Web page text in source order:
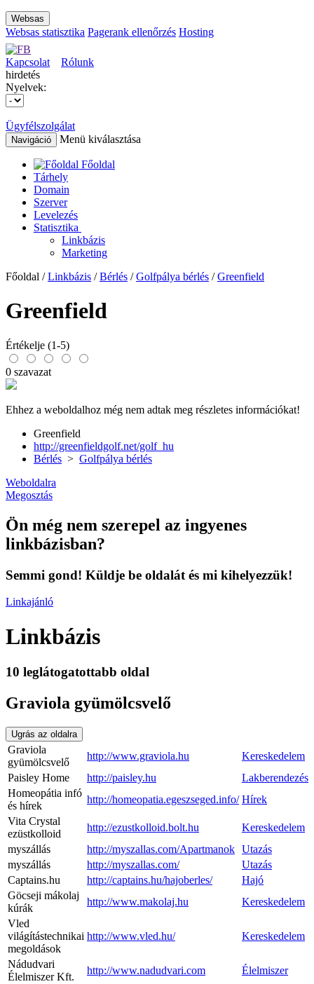
Websas
Websas statisztika Pagerank ellenőrzés Hosting
Kapcsolat
Rólunk
hirdetés
Nyelvek:
Ügyfélszolgálat
Navigáció Menü kiválasztása
Főoldal
Tárhely
Domain
Szerver
Levelezés
Statisztika
Linkbázis
Marketing
Főoldal /Linkbázis /Bérlés /Golfpálya bérlés /Greenfield
Greenfield
Értékelje (1-5)
0 szavazat
Ehhez a weboldalhoz még nem adtak meg részletes információkat!
Greenfield
http://greenfieldgolf.net/golf_hu
Bérlés > Golfpálya bérlés
Weboldalra
Megosztás
Ön még nem szerepel az ingyenes
linkbázisban?
Semmi gond! Küldje be oldalát és mi kihelyezzük!
Linkajánló
Linkbázis
10 leglátogatottabb oldal
Graviola gyümölcsvelő
Ugrás az oldalra
Graviola
gyümölcsvelő
http://www.graviola.hu
Kereskedelem
Paisley Home
http://paisley.hu
Lakberendezés
Homeopátia infó
és hírek
http://homeopatia.egeszseged.info/ Hírek
Vita Crystal
ezüstkolloid
http://ezustkolloid.bolt.hu
Kereskedelem
myszállás
http://myszallas.com/Apartmanok Utazás
myszállás
http://myszallas.com/
Utazás
Captains.hu
http://captains.hu/hajoberles/
Hajó
Göcseji mákolaj
kúrák
http://www.makolaj.hu
Kereskedelem
Vled
világítástechnikai
megoldások
http://www.vled.hu/ Kereskedelem
Nádudvari
Élelmiszer Kft.
http://www.nadudvari.com Élelmiszer